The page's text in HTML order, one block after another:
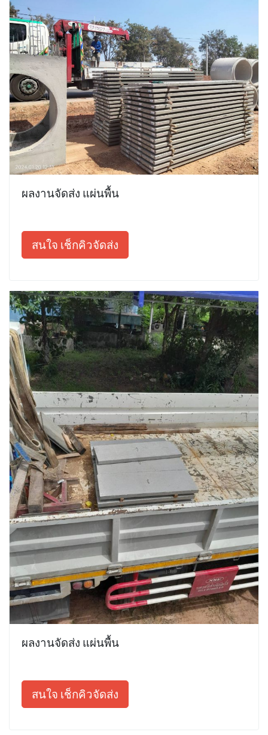
ผลงานจัดส่ง แผ่นพื้น
สนใจ เช็กคิวจัดส่ง
ผลงานจัดส่ง แผ่นพื้น
สนใจ เช็กคิวจัดส่ง